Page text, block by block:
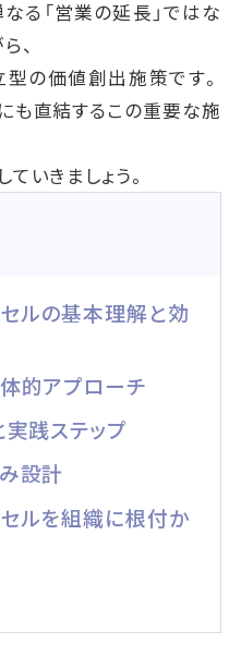
る「営業の延長」ではな
、
の価値創出施策です。
も直結するこの重要な施
いきましょう。
セルの基本理解と効
的アプローチ
践ステップ
設計
ルを組織に根付か